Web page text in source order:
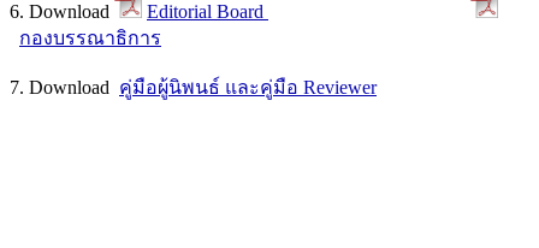
6. Download
Editorial Board
กองบรรณาธิการ
7. Download คู่มือผู้นิพนธ์ และคู่มือ Reviewer